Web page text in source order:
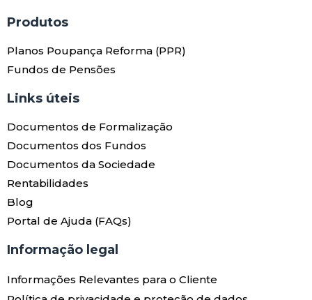
Produtos​
Planos Poupança Reforma (PPR)
Fundos de Pensões
Links úteis​
Documentos de Formalização
Documentos dos Fundos
Documentos da Sociedade
Rentabilidades
Blog
Portal de Ajuda (FAQs)
Informação legal
Informações Relevantes para o Cliente